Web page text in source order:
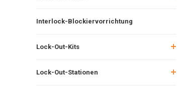
Interlock-Blockiervorrichtung
Lock-Out-Kits
Lock-Out-Stationen